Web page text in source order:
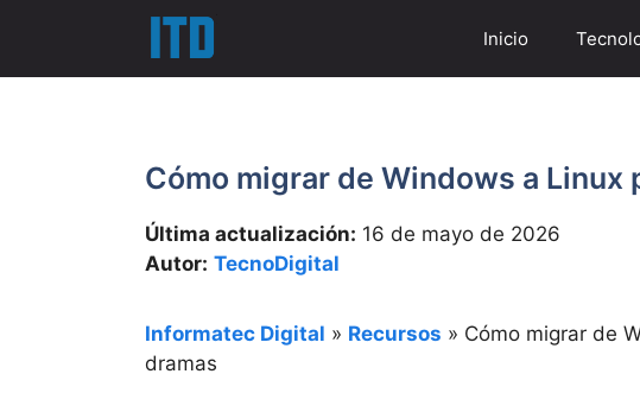
contenido
Inicio
Cómo migrar de Windows a Linux
Última actualización: 16 de mayo de 2026
Autor: TecnoDigital
Informatec Digital » Recursos » Cómo migrar de
dramas